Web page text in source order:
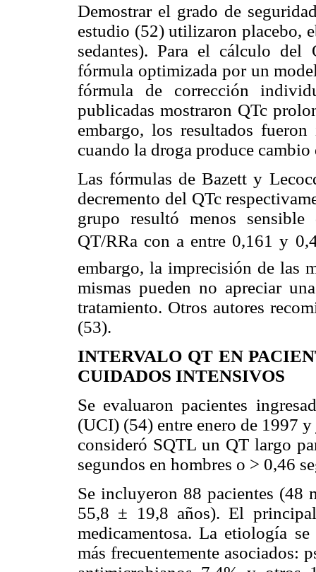
Demostrar el grado de
estudio (52) utilizaron placebo,
sedantes). Para el cálculo
fórmula optimizada por un
fórmula de corrección
publicadas mostraron QTc
embargo, los resultados fueron
cuando la droga produce cambio
Las fórmulas de Bazett y
decremento del QTc
grupo resultó menos
QT/RRa con a entre 0,161 y
embargo, la imprecisión de las
mismas pueden no apreciar
tratamiento. Otros autores
(53).
INTERVALO QT EN
CUIDADOS INTENSIVOS
Se evaluaron pacientes
(UCI) (54) entre enero de 1997
consideró SQTL un QT largo
segundos en hombres o > 0,46
Se incluyeron 88 pacientes (48
55,8 ± 19,8 años). El
medicamentosa. La etiología
más frecuentemente asociados: